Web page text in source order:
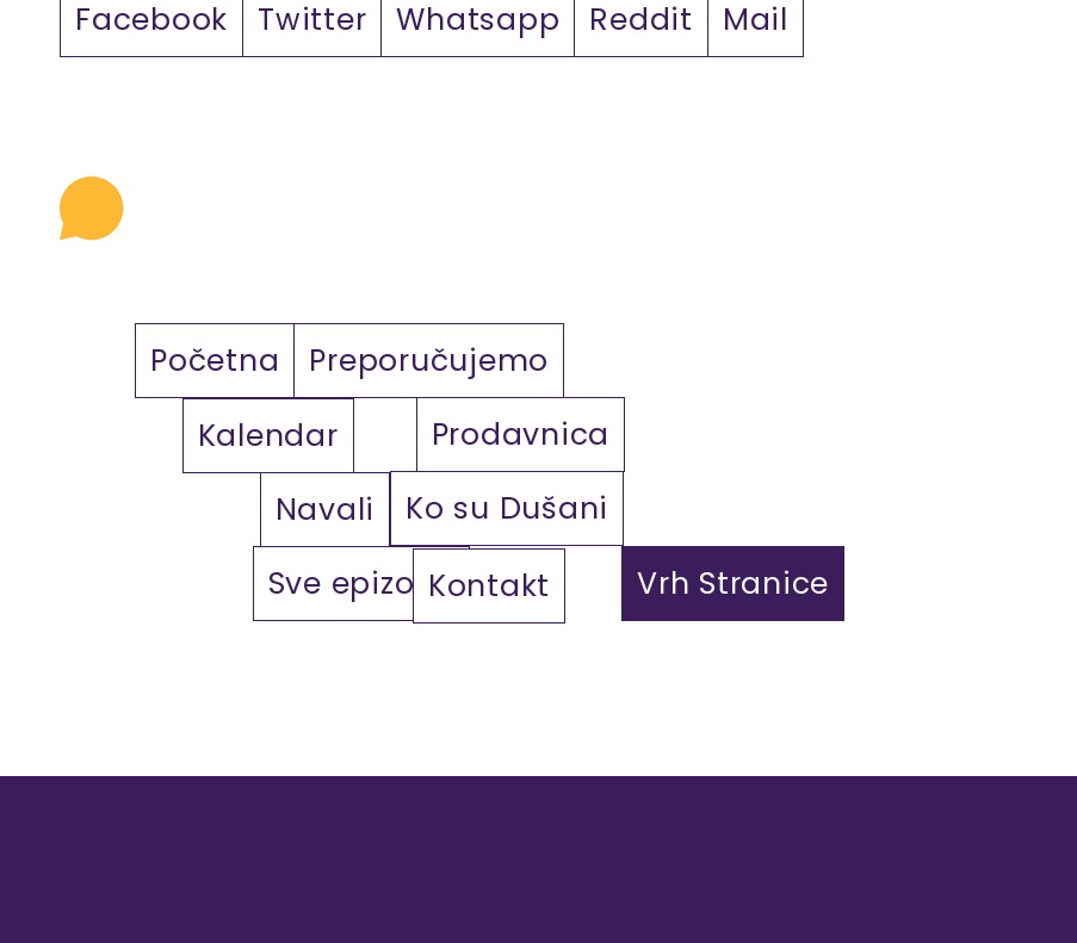
Facebook Twitter Whatsapp Reddit Mail
Početna
Preporučujemo
Kalendar
Prodavnica
Navali
Ko su Dušani
Sve epizodeKontakt Vrh Stranice